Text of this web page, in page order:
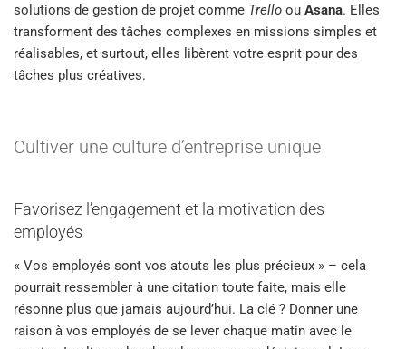
solutions de gestion de projet comme Trello ou Asana. Elles
transforment des tâches complexes en missions simples et
réalisables, et surtout, elles libèrent votre esprit pour des
tâches plus créatives.
Cultiver une culture d’entreprise unique
Favorisez l’engagement et la motivation des
employés
« Vos employés sont vos atouts les plus précieux » – cela
pourrait ressembler à une citation toute faite, mais elle
résonne plus que jamais aujourd’hui. La clé ? Donner une
raison à vos employés de se lever chaque matin avec le